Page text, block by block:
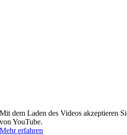
Mit dem Laden des Videos akzeptieren
von YouTube.
Mehr erfahren